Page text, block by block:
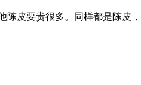
皮要贵很多。同样都是陈皮